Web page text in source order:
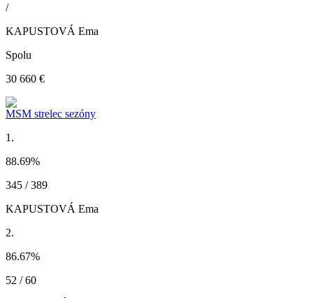
/
KAPUSTOVÁ Ema
Spolu
30 660 €
MSM strelec sezóny
1.
88.69%
345 / 389
KAPUSTOVÁ Ema
2.
86.67%
52 / 60